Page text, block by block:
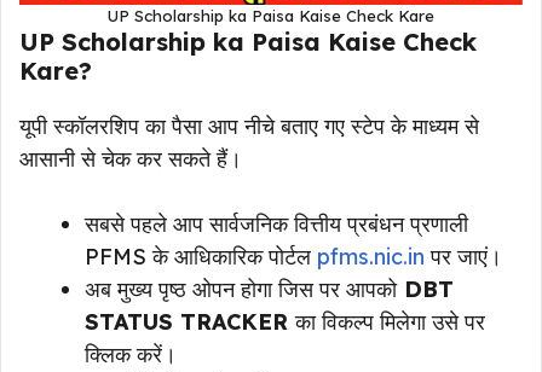
UP Scholarship ka Paisa Kaise Check Kare
UP Scholarship ka Paisa Kaise Check
Kare?
यूपी स्कॉलरशिप का पैसा आप नीचे बताए गए स्टेप के माध्यम से
आसानी से चेक कर सकते हैं।
सबसे पहले आप सार्वजनिक वित्तीय प्रबंधन प्रणाली
PFMS के आधिकारिक पोर्टल pfms.nic.in पर जाएं।
अब मुख्य पृष्ठ ओपन होगा जिस पर आपकोDBT
STATUS TRACKERका विकल्प मिलेगा उसे पर
क्लिक करें।